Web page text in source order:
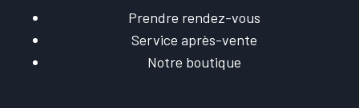
Prendre rendez-vous
Service après-vente
Notre boutique